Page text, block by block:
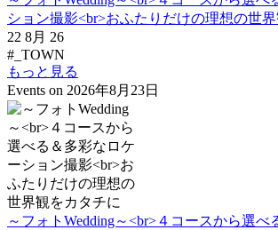
ション撮影<br>おふたりだけの理想の世
22 8月 26
#_TOWN
もっと見る
Events on 2026年8月23日
～フォトWedding～<br>４コースから選べ